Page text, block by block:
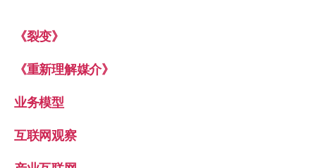
《裂变》
《重新理解媒介》
业务模型
互联网观察